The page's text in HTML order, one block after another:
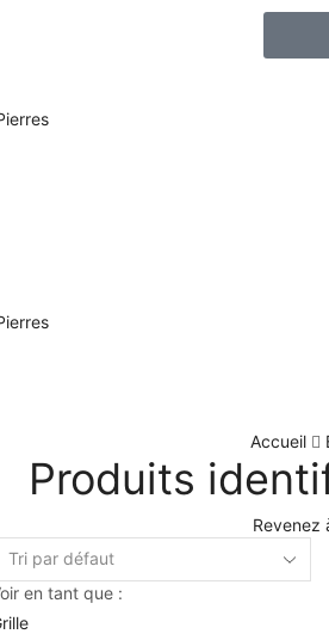
Accueil
Produits
Revenez
en tant que :